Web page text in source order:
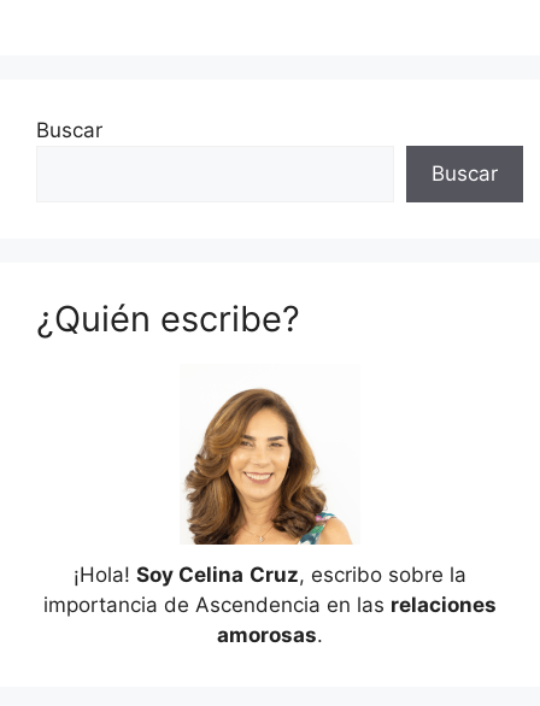
Buscar
Buscar
¿Quién escribe?
¡Hola! Soy Celina Cruz, escribo sobre la
importancia de Ascendencia en las relaciones
amorosas.